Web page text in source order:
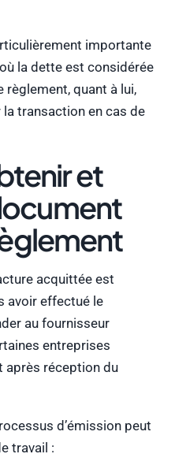
importante
la dette est considérée
quant à lui,
transaction en cas de
et
acquittée est
avoir effectué le
au fournisseur
entreprises
après réception du
d’émission peut
travail :